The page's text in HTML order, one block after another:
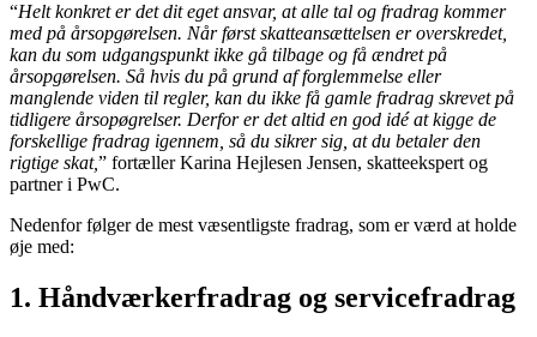
“Helt konkret er det dit eget ansvar, at alle tal og fradrag kommer
med på årsopgørelsen. Når først skatteansættelsen er overskredet,
kan du som udgangspunkt ikke gå tilbage og få ændret på
årsopgørelsen. Så hvis du på grund af forglemmelse eller
manglende viden til regler, kan du ikke få gamle fradrag skrevet på
tidligere årsopøgrelser. Derfor er det altid en god idé at kigge de
forskellige fradrag igennem, så du sikrer sig, at du betaler den
rigtige skat,” fortæller Karina Hejlesen Jensen, skatteekspert og
partner i PwC.
Nedenfor følger de mest væsentligste fradrag, som er værd at holde
øje med:
1. Håndværkerfradrag og servicefradrag